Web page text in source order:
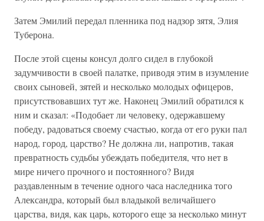
Затем Эмилий передал пленника под надзор зятя, Элия
Туберона.
После этой сцены консул долго сидел в глубокой
задумчивости в своей палатке, приводя этим в изумление
своих сыновей, зятей и несколько молодых офицеров,
присутствовавших тут же. Наконец Эмилий обратился к
ним и сказал: «Подобает ли человеку, одержавшему
победу, радоваться своему счастью, когда от его руки пал
народ, город, царство? Не должна ли, напротив, такая
превратность судьбы убеждать победителя, что нет в
мире ничего прочного и постоянного? Видя
раздавленным в течение одного часа наследника того
Александра, который был владыкой величайшего
царства, видя, как царь, которого еще за несколько минут